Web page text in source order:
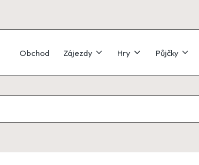
Obchod Zájezdy Hry Půjčky